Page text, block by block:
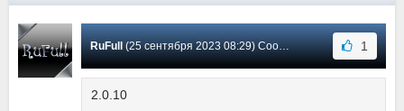
RuFull(25 сентября 2023 08:29) Сообщение #142 1
2.0.10